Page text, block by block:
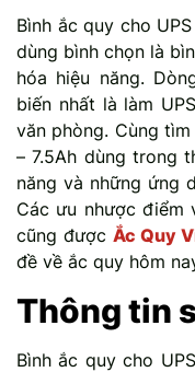
Bình ắc quy cho
dùng bình chọn là
hóa hiệu năng.
biến nhất là làm
văn phòng. Cùng
– 7.5Ah dùng trong
năng và những ứng
Các ưu nhược điểm
cũng được Ắc Quy
đề về ắc quy hôm
Thông tin
Bình ắc quy cho